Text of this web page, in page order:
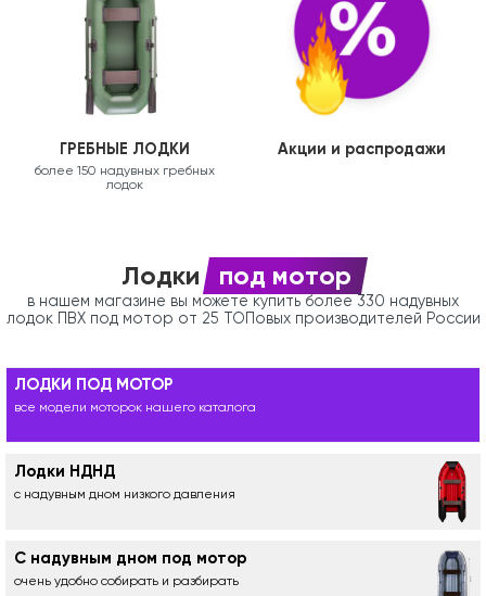
ГРЕБНЫЕ ЛОДКИ
более 150 надувных гребных
лодок
Акции и распродажи
Лодки под мотор
в нашем магазине вы можете купить более 330 надувных
лодок ПВХ под мотор от 25 ТОПовых производителей России
ЛОДКИ ПОД МОТОР
все модели моторок нашего каталога
Лодки НДНД
с надувным дном низкого давления
С надувным дном под мотор
очень удобно собирать и разбирать